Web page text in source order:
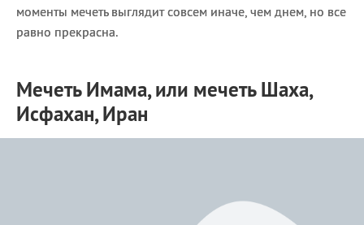
моменты мечеть выглядит совсем иначе, чем днем, но все
равно прекрасна.
Мечеть Имама, или мечеть Шаха,
Исфахан, Иран